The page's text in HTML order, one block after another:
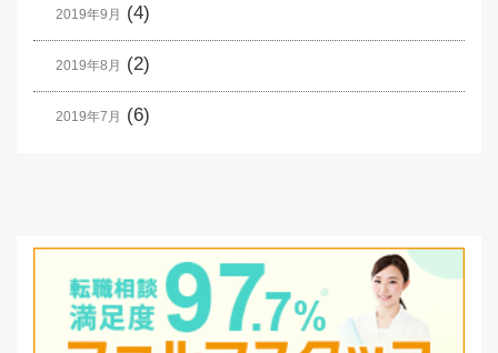
2019年9月 (4)
2019年8月 (2)
2019年7月 (6)